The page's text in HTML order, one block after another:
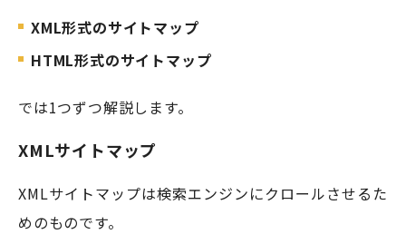
XML形式のサイトマップ
HTML形式のサイトマップ
では1つずつ解説します。
XMLサイトマップ
XMLサイトマップは検索エンジンにクロールさせるた
めのものです。